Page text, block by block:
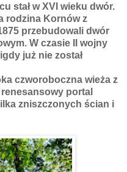
stał w XVI wieku dwór.
rodzina Kornów z
przebudowali dwór
W czasie II wojny
już nie został
czworoboczna wieża z
portal
zniszczonych ścian i